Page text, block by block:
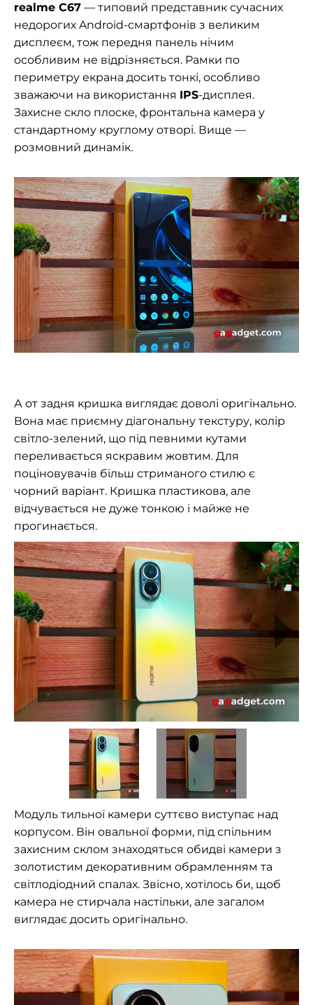
realme C67 — типовий представник сучасних
недорогих Android-смартфонів з великим
дисплеєм, тож передня панель нічим
особливим не відрізняється. Рамки по
периметру екрана досить тонкі, особливо
зважаючи на використання IPS-дисплея.
Захисне скло плоске, фронтальна камера у
стандартному круглому отворі. Вище —
розмовний динамік.
А от задня кришка виглядає доволі оригінально.
Вона має приємну діагональну текстуру, колір
світло-зелений, що під певними кутами
переливається яскравим жовтим. Для
поціновувачів більш стриманого стилю є
чорний варіант. Кришка пластикова, але
відчувається не дуже тонкою і майже не
прогинається.
Модуль тильної камери суттєво виступає над
корпусом. Він овальної форми, під спільним
захисним склом знаходяться обидві камери з
золотистим декоративним обрамленням та
світлодіодний спалах. Звісно, хотілось би, щоб
камера не стирчала настільки, але загалом
виглядає досить оригінально.